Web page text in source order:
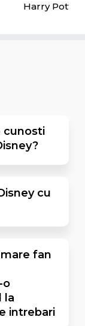
cunosti
cu
fan
o
la
intrebari